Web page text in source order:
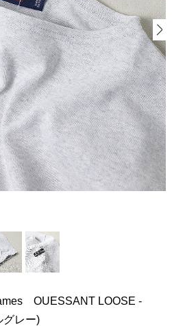
OUESSANT LOOSE -
グレー)